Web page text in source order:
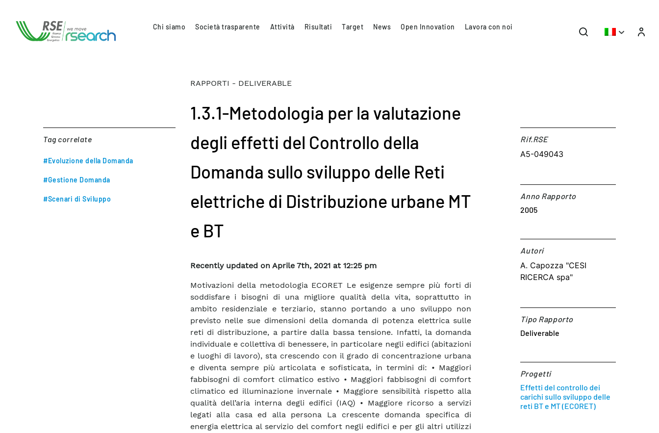
Chi siamo Società trasparente Attività Risultati Target News Open Innovation Lavora con noi
Tag correlate
#Evoluzione della Domanda
#Gestione Domanda
#Scenari di Sviluppo
RAPPORTI - DELIVERABLE
1.3.1-Metodologia per la valutazione
degli effetti del Controllo della
Domanda sullo sviluppo delle Reti
elettriche di Distribuzione urbane MT
e BT
Recently updated on Aprile 7th, 2021 at 12:25 pm
Motivazioni della metodologia ECORET Le esigenze sempre più forti di
soddisfare i bisogni di una migliore qualità della vita, soprattutto in
ambito residenziale e terziario, stanno portando a uno sviluppo non
previsto nelle sue dimensioni della domanda di potenza elettrica sulle
reti di distribuzione, a partire dalla bassa tensione. Infatti, la domanda
individuale e collettiva di benessere, in particolare negli edifici (abitazioni
e luoghi di lavoro), sta crescendo con il grado di concentrazione urbana
e diventa sempre più articolata e sofisticata, in termini di: • Maggiori
fabbisogni di comfort climatico estivo • Maggiori fabbisogni di comfort
climatico ed illuminazione invernale • Maggiore sensibilità rispetto alla
qualità dell’aria interna degli edifici (IAQ) • Maggiore ricorso a servizi
legati alla casa ed alla persona La crescente domanda specifica di
energia elettrica al servizio del comfort negli edifici e per gli altri utilizzi
Rif.RSE​
A5-049043
Anno Rapporto
2005
Autori​
A. Capozza "CESI
RICERCA spa"
Tipo Rapporto
Deliverable
Progetti
Effetti del controllo dei
carichi sullo sviluppo delle
reti BT e MT (ECORET)